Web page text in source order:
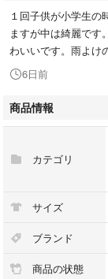
１回子供が小学生の
ますが中は綺麗です
わいいです。雨よけ
6日前
商品情報
カテゴリ
サイズ
ブランド
商品の状態